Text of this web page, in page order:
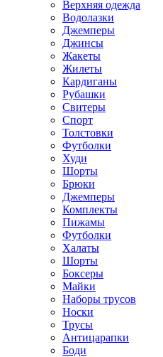
Верхняя одежда
Водолазки
Джемперы
Джинсы
Жакеты
Жилеты
Кардиганы
Рубашки
Свитеры
Спорт
Толстовки
Футболки
Худи
Шорты
Брюки
Джемперы
Комплекты
Пижамы
Футболки
Халаты
Шорты
Боксеры
Майки
Наборы трусов
Носки
Трусы
Антицарапки
Боди